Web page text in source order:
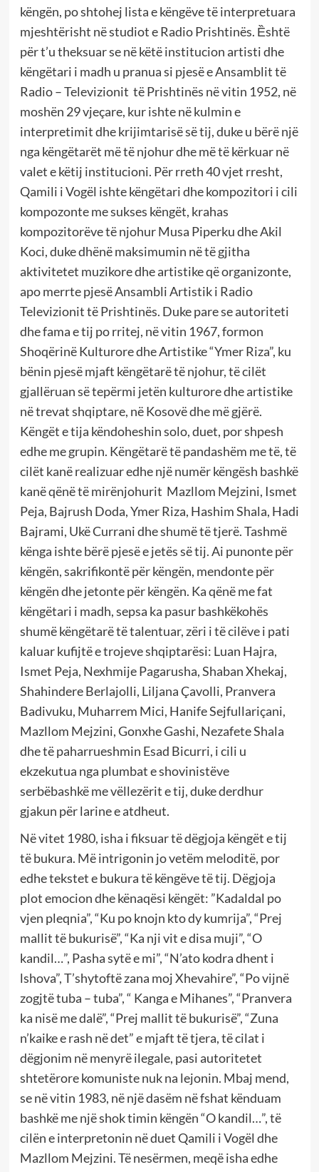
këngën, po shtohej lista e këngëve të interpretuara
mjeshtërisht në studiot e Radio Prishtinës. Ȅshtë
për t’u theksuar se në këtë institucion artisti dhe
këngëtari i madh u pranua si pjesë e Ansamblit të
Radio – Televizionit të Prishtinës në vitin 1952, në
moshën 29 vjeçare, kur ishte në kulmin e
interpretimit dhe krijimtarisë së tij, duke u bërë një
nga këngëtarët më të njohur dhe më të kërkuar në
valet e këtij institucioni. Për rreth 40 vjet rresht,
Qamili i Vogël ishte këngëtari dhe kompozitori i cili
kompozonte me sukses këngët, krahas
kompozitorëve të njohur Musa Piperku dhe Akil
Koci, duke dhënë maksimumin në të gjitha
aktivitetet muzikore dhe artistike që organizonte,
apo merrte pjesë Ansambli Artistik i Radio
Televizionit të Prishtinës. Duke pare se autoriteti
dhe fama e tij po rritej, në vitin 1967, formon
Shoqërinë Kulturore dhe Artistike “Ymer Riza”, ku
bënin pjesë mjaft këngëtarë të njohur, të cilët
gjallëruan së tepërmi jetën kulturore dhe artistike
në trevat shqiptare, në Kosovë dhe më gjërë.
Këngët e tija këndoheshin solo, duet, por shpesh
edhe me grupin. Këngëtarë të pandashëm me të, të
cilët kanë realizuar edhe një numër këngësh bashkë
kanë qënë të mirënjohurit Mazllom Mejzini, Ismet
Peja, Bajrush Doda, Ymer Riza, Hashim Shala, Hadi
Bajrami, Ukë Currani dhe shumë të tjerë. Tashmë
kënga ishte bërë pjesë e jetës së tij. Ai punonte për
këngën, sakrifikontë për këngën, mendonte për
këngën dhe jetonte për këngën. Ka qënë me fat
këngëtari i madh, sepsa ka pasur bashkëkohës
shumë këngëtarë të talentuar, zëri i të cilëve i pati
kaluar kufijtë e trojeve shqiptarësi: Luan Hajra,
Ismet Peja, Nexhmije Pagarusha, Shaban Xhekaj,
Shahindere Berlajolli, Liljana Çavolli, Pranvera
Badivuku, Muharrem Mici, Hanife Sejfullariçani,
Mazllom Mejzini, Gonxhe Gashi, Nezafete Shala
dhe të paharrueshmin Esad Bicurri, i cili u
ekzekutua nga plumbat e shovinistëve
serbëbashkë me vëllezërit e tij, duke derdhur
gjakun për larine e atdheut.
Në vitet 1980, isha i fiksuar të dëgjoja këngët e tij
të bukura. Më intrigonin jo vetëm meloditë, por
edhe tekstet e bukura të këngëve të tij. Dëgjoja
plot emocion dhe kënaqësi këngët: ”Kadaldal po
vjen pleqnia”, “Ku po knojn kto dy kumrija”, “Prej
mallit të bukurisë”, “Ka nji vit e disa muji”, “O
kandil…”, Pasha sytë e mi”, “N’ato kodra dhent i
lshova”, T’shytoftë zana moj Xhevahire”, “Po vijnë
zogjtë tuba – tuba”, “ Kanga e Mihanes”, “Pranvera
ka nisë me dalë”, “Prej mallit të bukurisë”, “Zuna
n’kaike e rash në det” e mjaft të tjera, të cilat i
dëgjonim në menyrë ilegale, pasi autoritetet
shtetërore komuniste nuk na lejonin. Mbaj mend,
se në vitin 1983, në një dasëm në fshat kënduam
bashkë me një shok timin këngën “O kandil…”, të
cilën e interpretonin në duet Qamili i Vogël dhe
Mazllom Mejzini. Të nesërmen, meqë isha edhe